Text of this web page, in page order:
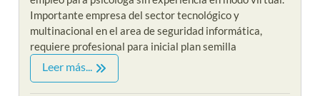
Importante empresa del sector tecnológico y
multinacional en el area de seguridad informática,
requiere profesional para inicial plan semilla
Leer más...